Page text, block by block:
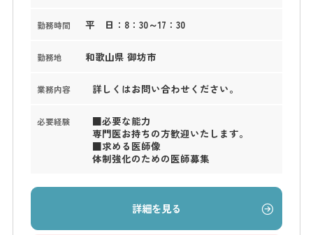
勤務時間 平 日：8：30～17：30
勤務地 和歌山県 御坊市
業務内容 詳しくはお問い合わせください。
必要経験
■必要な能力
専門医お持ちの方歓迎いたします。
■求める医師像
体制強化のための医師募集
詳細を見る